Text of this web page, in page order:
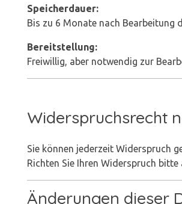
Speicherdauer:
Bis zu 6 Monate nach Bearbeitung
Bereitstellung:
Freiwillig, aber notwendig zur
Widerspruchsrecht
Sie können jederzeit Widerspruch
Richten Sie Ihren Widerspruch bitte
Änderungen dieser